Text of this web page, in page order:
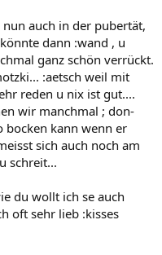
auch in der pubertät,
dann :wand , u
ganz schön verrückt.
:aetsch weil mit
reden u nix ist gut....
wir manchmal ; don-
bocken kann wenn er
sich auch noch am
schreit...
du wollt ich se auch
oft sehr lieb :kisses